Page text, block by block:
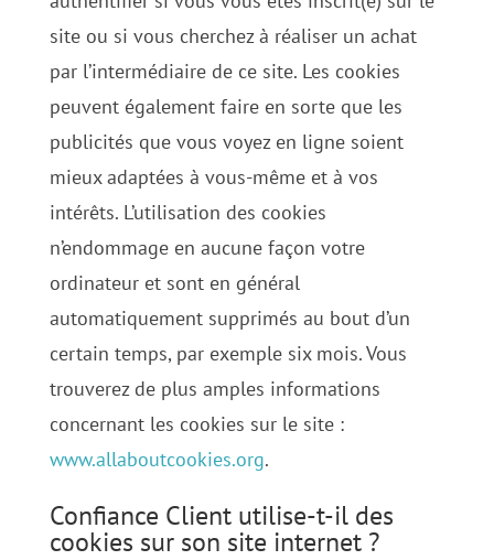
site ou si vous cherchez à réaliser un achat
par l’intermédiaire de ce site. Les cookies
peuvent également faire en sorte que les
publicités que vous voyez en ligne soient
mieux adaptées à vous-même et à vos
intérêts. L’utilisation des cookies
n’endommage en aucune façon votre
ordinateur et sont en général
automatiquement supprimés au bout d’un
certain temps, par exemple six mois. Vous
trouverez de plus amples informations
concernant les cookies sur le site :
www.allaboutcookies.org.
Confiance Client utilise-t-il des
cookies sur son site internet ?